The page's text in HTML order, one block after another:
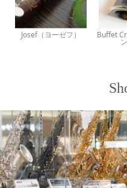
Josef（ヨーゼフ） Buffet